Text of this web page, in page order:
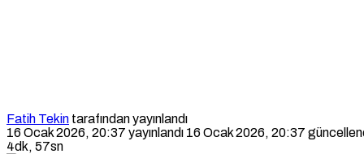
Fatih Tekin tarafından yayınlandı
16 Ocak 2026, 20:37 yayınlandı 16 Ocak 2026, 20:37
4dk, 57sn